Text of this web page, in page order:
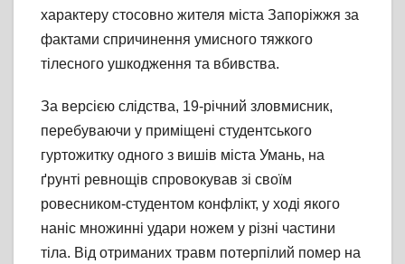
характеру стосовно жителя міста Запоріжжя за
фактами спричинення умисного тяжкого
тілесного ушкодження та вбивства.
За версією слідства, 19-річний зловмисник,
перебуваючи у приміщені студентського
гуртожитку одного з вишів міста Умань, на
ґрунті ревнощів спровокував зі своїм
ровесником-студентом конфлікт, у ході якого
наніс множинні удари ножем у різні частини
тіла. Від отриманих травм потерпілий помер на